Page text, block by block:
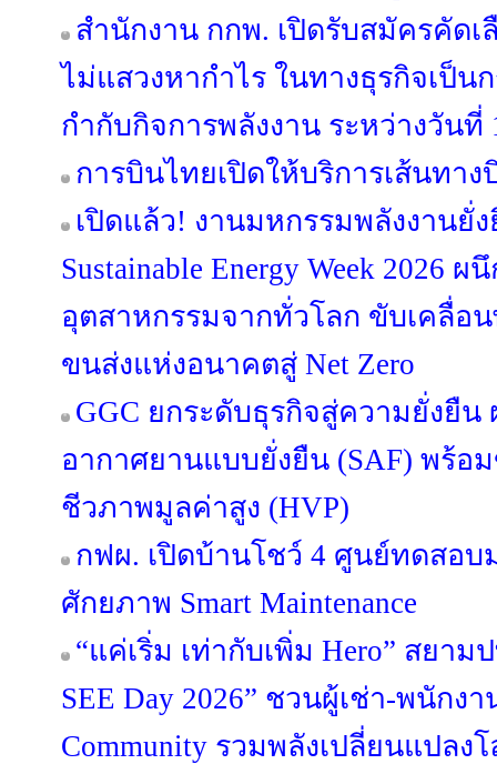
สำนักงาน กกพ. เปิดรับสมัครคัด
ไม่แสวงหากำไร ในทางธุรกิจเป็น
กำกับกิจการพลังงาน ระหว่างวันที่
การบินไทยเปิดให้บริการเส้นทา
เปิดแล้ว! งานมหกรรมพลังงานยั่ง
Sustainable Energy Week 2026
อุตสาหกรรมจากทั่วโลก ขับเคลื่อ
ขนส่งแห่งอนาคตสู่ Net Zero
GGC ยกระดับธุรกิจสู่ความยั่งยืน
อากาศยานแบบยั่งยืน (SAF) พร้
ชีวภาพมูลค่าสูง (HVP)
กฟผ. เปิดบ้านโชว์ 4 ศูนย์ทดสอบ
ศักยภาพ Smart Maintenance
“แค่เริ่ม เท่ากับเพิ่ม Hero” สยาม
SEE Day 2026” ชวนผู้เช่า-พนักงา
Community รวมพลังเปลี่ยนแปลง